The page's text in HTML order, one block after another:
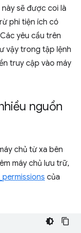
sẽ được coi là
phi tiện ích có
yêu cầu trên
vậy trong tập lệnh
truy cập vào máy
nguồn
chủ từ xa bên
máy chủ lưu trữ,
của